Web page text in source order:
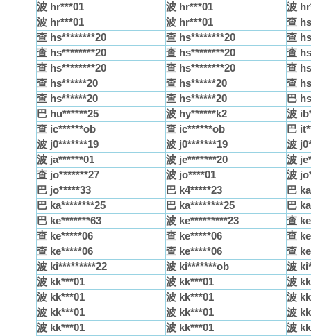
波 hr***01
波 hr***01
波
波 hr***01
波 hr***01
查
查 hs********20
查 hs********20
查
查 hs********20
查 hs********20
查
查 hs********20
查 hs********20
查
查 hs******20
查 hs******20
查
查 hs******20
查 hs******20
巴
巴 hu******25
波 hy******k2
波
查 ic******ob
查 ic******ob
巴
波 j0*******19
波 j0*******19
波
波 ja******01
波 je*******20
波
查 jo*******27
波 jo****01
波
巴 jo*****33
巴 k4*****23
巴
巴 ka********25
巴 ka********25
巴
巴 ke*******63
波 ke*********23
查
查 ke*****06
查 ke*****06
查
查 ke*****06
查 ke*****06
查
波 ki*********22
波 ki*******ob
波
波 kk***01
波 kk***01
波
波 kk***01
波 kk***01
波
波 kk***01
波 kk***01
波
波 kk***01
波 kk***01 波